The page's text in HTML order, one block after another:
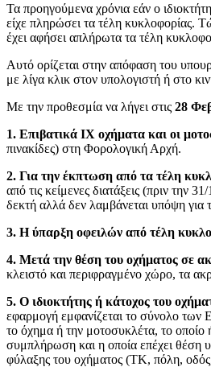
Τα προηγούμενα χρόνια εάν ο
είχε πληρώσει τα τέλη κυκλοφορίας.
έχει αφήσει απλήρωτα τα τέλη
Αυτό ορίζεται στην απόφαση του
με λίγα κλικ στον υπολογιστή ή στο
Με την προθεσμία να λήγει στις 28
1. Επιβατικά ΙΧ οχήματα και οι
πινακίδες) στη Φορολογική Αρχή.
2. Για την έκπτωση από τα τέλη
από τις κείμενες διατάξεις (πριν
δεκτή αλλά δεν λαμβάνεται υπόψη για
3. Η ύπαρξη οφειλών από τέλη
4. Μετά την θέση του οχήματος σε
κλειστό και περιφραγμένο χώρο, τα
5. Ο ιδιοκτήτης ή κάτοχος του
εφαρμογή εμφανίζεται το σύνολο των
το όχημα ή την μοτοσυκλέτα, το οποίο
συμπλήρωση και η οποία επέχει θέση
φύλαξης του οχήματος (ΤΚ, πόλη,